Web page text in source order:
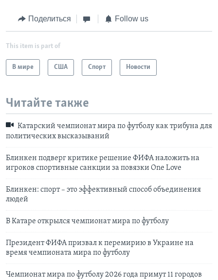
Поделиться Follow us
This item is part of
В мире США Спорт Новости
Читайте также
Катарский чемпионат мира по футболу как трибуна для
политических высказываний
Блинкен подверг критике решение ФИФА наложить на
игроков спортивные санкции за повязки One Love
Блинкен: спорт – это эффективный способ объединения
людей
В Катаре открылся чемпионат мира по футболу
Президент ФИФА призвал к перемирию в Украине на
время чемпионата мира по футболу
Чемпионат мира по футболу 2026 года примут 11 городов